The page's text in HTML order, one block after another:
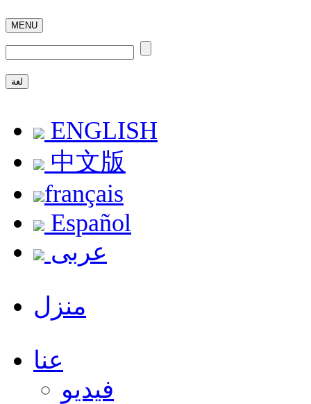
MENU
لغة
ENGLISH
中文版
français
Español
عربى
منزل
عنا
فيديو